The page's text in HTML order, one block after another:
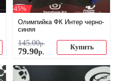
-45%
Олимпийка ФК Интер черно-
синяя
145.00р.
79.90р.
Купить